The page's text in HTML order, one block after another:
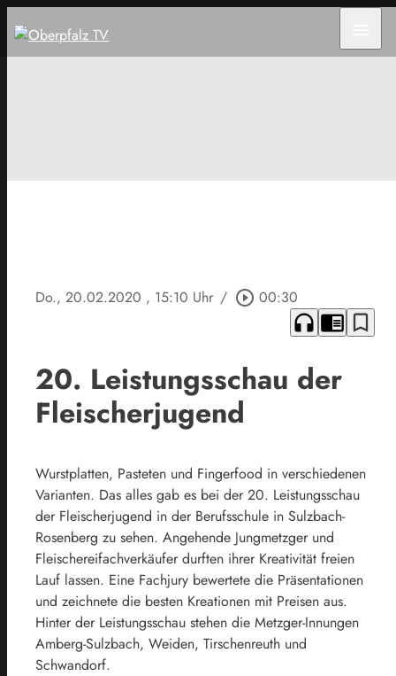
Do., 20.02.2020 , 15:10 Uhr / play_circle_outline 00:30
headphones chrome_reader_mode bookmark_border
20. Leistungsschau der
Fleischerjugend
Wurstplatten, Pasteten und Fingerfood in verschiedenen
Varianten. Das alles gab es bei der 20. Leistungsschau
der Fleischerjugend in der Berufsschule in Sulzbach-
Rosenberg zu sehen. Angehende Jungmetzger und
Fleischereifachverkäufer durften ihrer Kreativität freien
Lauf lassen. Eine Fachjury bewertete die Präsentationen
und zeichnete die besten Kreationen mit Preisen aus.
Hinter der Leistungsschau stehen die Metzger-Innungen
Amberg-Sulzbach, Weiden, Tirschenreuth und
Schwandorf.